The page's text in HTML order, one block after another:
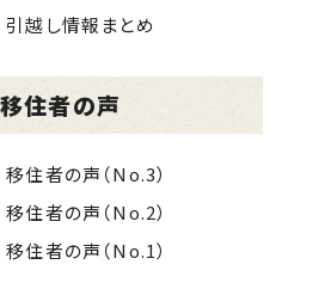
引越し情報まとめ
移住者の声
移住者の声（No.3）
移住者の声（No.2）
移住者の声（No.1）